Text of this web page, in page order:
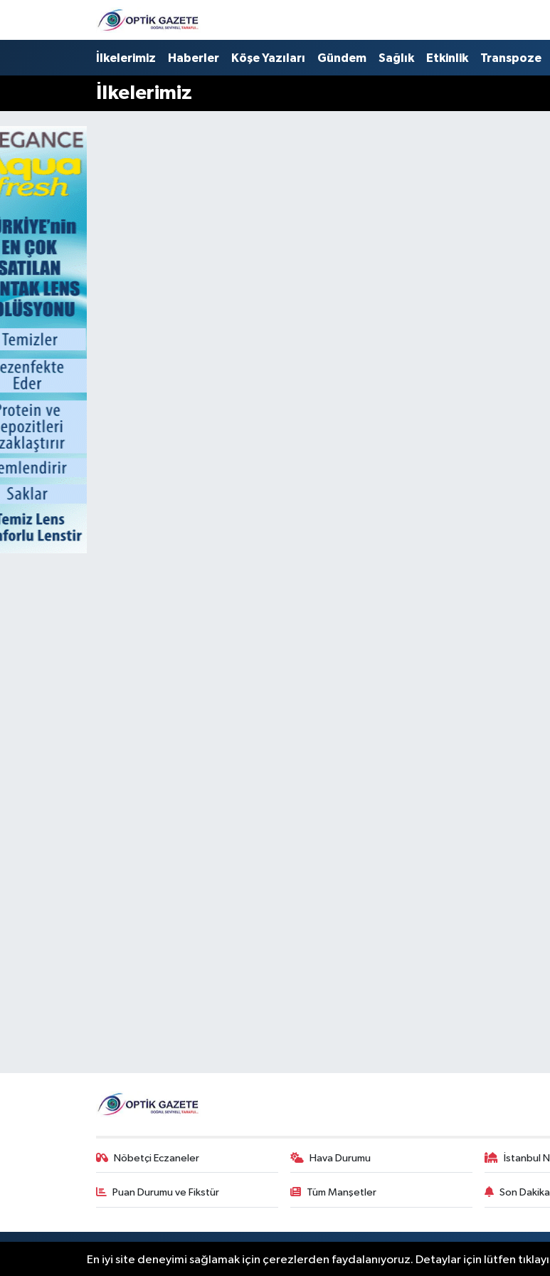
İlkelerimiz Haberler Köşe Yazıları Gündem Sağlık Etkinlik Transpoze
İlkelerimiz
Nöbetçi Eczaneler Hava Durumu İstanbul
Puan Durumu ve Fikstür Tüm Manşetler Son
RSS Copyright © 2026. Her hakkı saklıdır.
En iyi site deneyimi sağlamak için çerezlerden faydalanıyoruz. Detaylar için lütfen
Nöbetçi Eczaneler
Hava Durumu
Trafik Durumu
Süper Lig Puan Durumu ve Fikstür
Tüm Manşetler
Son Dakika Haberleri
Haber Arşivi